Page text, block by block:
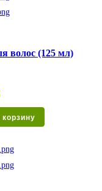
волос (125 мл)